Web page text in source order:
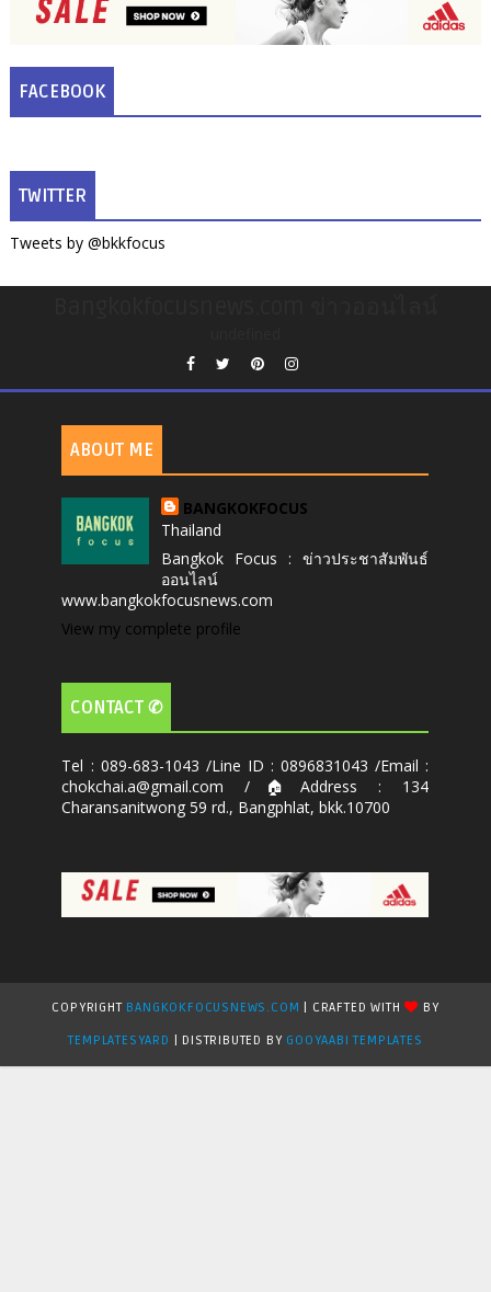
FACEBOOK
TWITTER
Tweets by @bkkfocus
ABOUT ME
BANGKOKFOCUS
Thailand
Bangkok Focus : ข่าวประชาสัมพันธ์
ออนไลน์
www.bangkokfocusnews.com
View my complete profile
CONTACT ✆
Tel : 089-683-1043 /Line ID : 0896831043 /Email :
chokchai.a@gmail.com /🏠Address : 134
Charansanitwong 59 rd., Bangphlat, bkk.10700
COPYRIGHT BANGKOKFOCUSNEWS.COM | CRAFTED WITH
BY
TEMPLATESYARD
| DISTRIBUTED BY GOOYAABI TEMPLATES